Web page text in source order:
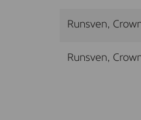
Runsven,
Runsven,